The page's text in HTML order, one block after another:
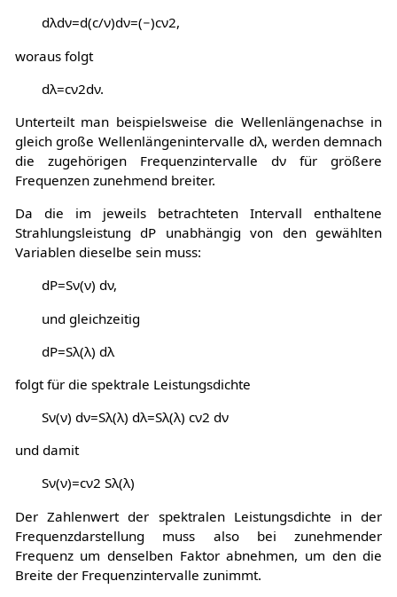
dλdν=d(c/ν)dν=(−)cν2,
woraus folgt
dλ=cν2dν.
Unterteilt man beispielsweise die Wellenlängenachse in
gleich große Wellenlängenintervalle dλ, werden demnach
die zugehörigen Frequenzintervalledν für größere
Frequenzen zunehmend breiter.
Da die im jeweils betrachteten Intervall enthaltene
StrahlungsleistungdP unabhängig von den gewählten
Variablen dieselbe sein muss:
dP=Sν(ν) dν,
und gleichzeitig
dP=Sλ(λ) dλ
folgt für die spektrale Leistungsdichte
Sν(ν) dν=Sλ(λ) dλ=Sλ(λ) cν2 dν
und damit
Sν(ν)=cν2 Sλ(λ)
Der Zahlenwert der spektralen Leistungsdichte in der
Frequenzdarstellung muss also bei zunehmender
Frequenz um denselben Faktor abnehmen, um den die
Breite der Frequenzintervalle zunimmt.